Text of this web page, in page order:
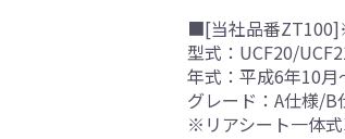
■[当社品番
型式：UCF20/
年式：平成6年10月
グレード：A仕様/B
※リアシート一体